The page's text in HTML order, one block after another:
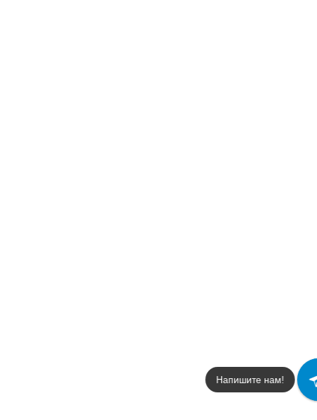
Напишите нам!